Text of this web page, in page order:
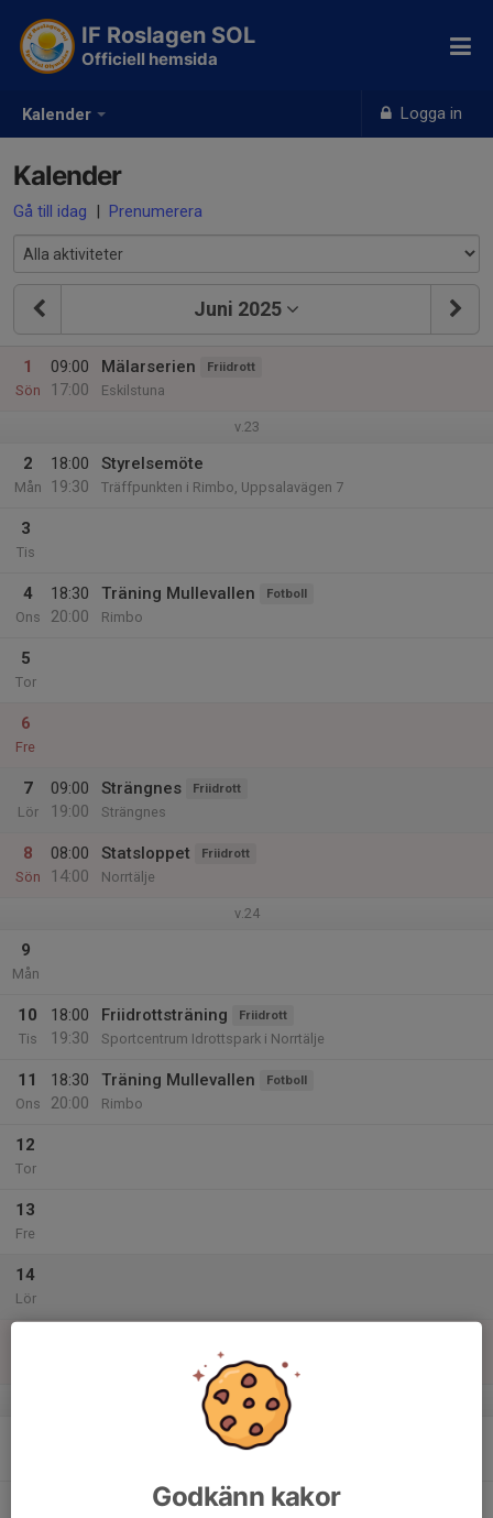
Kalender Logga in
IF Roslagen SOL
Officiell hemsida
Kalender
Gå till idag | Prenumerera
Juni 2025
1
Sön
09:00
17:00
Mälarserien Friidrott
Eskilstuna
v.23
2
Mån
18:00
19:30
Styrelsemöte
Träffpunkten i Rimbo, Uppsalavägen 7
3
Tis
4
Ons
18:30
20:00
Träning Mullevallen Fotboll
Rimbo
5
Tor
6
Fre
7
Lör
09:00
19:00
Strängnes Friidrott
Strängnes
8
Sön
08:00
14:00
Statsloppet Friidrott
Norrtälje
v.24
9
Mån
10
Tis
18:00
19:30
Friidrottsträning Friidrott
Sportcentrum Idrottspark i Norrtälje
11
Ons
18:30
20:00
Träning Mullevallen Fotboll
Rimbo
12
Tor
13
Fre
14
Lör
v.25
Godkänn kakor